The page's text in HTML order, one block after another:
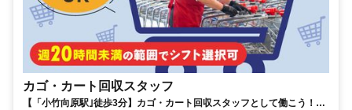
カゴ・カート回収スタッフ
【「小竹向原駅｣徒歩3分】カゴ・カート回収スタッフとして働こう！／